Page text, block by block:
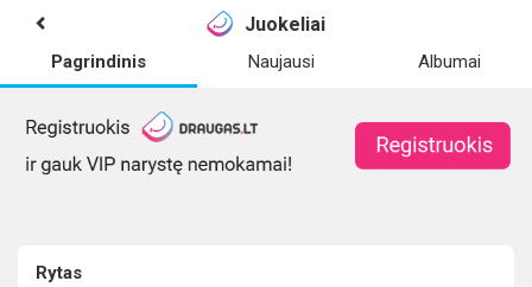
Juokeliai
Pagrindinis Naujausi Albumai
Rytas